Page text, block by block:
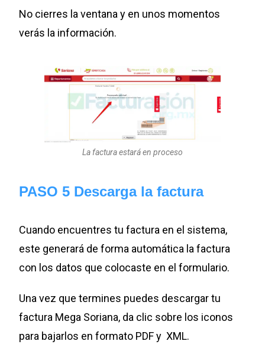
No cierres la ventana y en unos momentos
verás la información.
La factura estará en proceso
PASO 5 Descarga la factura
Cuando encuentres tu factura en el sistema,
este generará de forma automática la factura
con los datos que colocaste en el formulario.
Una vez que termines puedes descargar tu
factura Mega Soriana, da clic sobre los iconos
para bajarlos en formato PDF y XML.